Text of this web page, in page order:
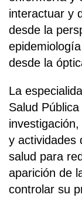
interactuar y
desde la
desde la
La
Salud
y actividades
salud para
aparición de
controlar su